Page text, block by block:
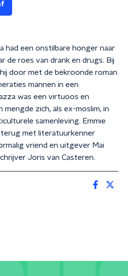
had een onstilbare honger naar
de roes van drank en drugs. Bij
door met de bekroonde roman
mannen in een
was een virtuoos en
zich, als ex-moslim, in
samenleving. Emmie
met literatuurkenner
vriend en uitgever Mai
Joris van Casteren.